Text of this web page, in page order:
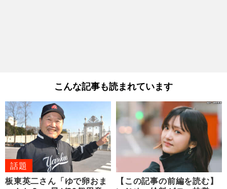
こんな記事も読まれています
話題
板東英二さん「ゆで卵おま
【この記事の前編を読む】